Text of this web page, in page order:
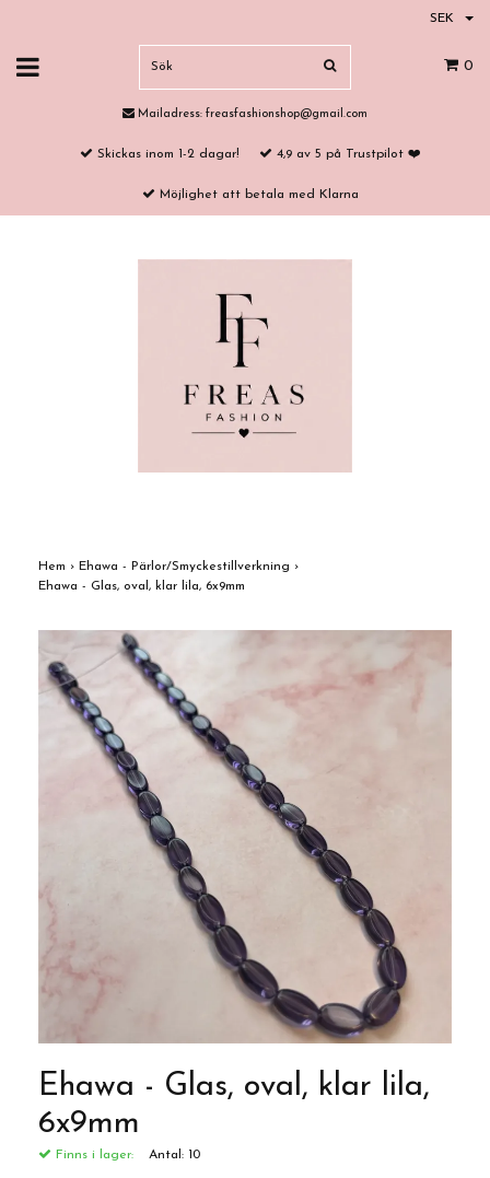
SEK
0
Mailadress: freasfashionshop@gmail.com
Skickas inom 1-2 dagar! 4,9 av 5 på Trustpilot ❤️
Möjlighet att betala med Klarna
Hem › Ehawa - Pärlor/Smyckestillverkning ›
Ehawa - Glas, oval, klar lila, 6x9mm
Ehawa - Glas, oval, klar lila,
6x9mm
Finns i lager: Antal: 10